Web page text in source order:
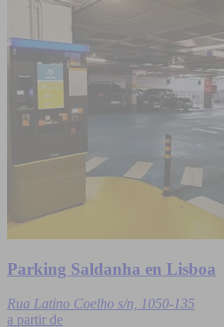
Parking Saldanha en Lisboa
Rua Latino Coelho s/n, 1050-135
a partir de